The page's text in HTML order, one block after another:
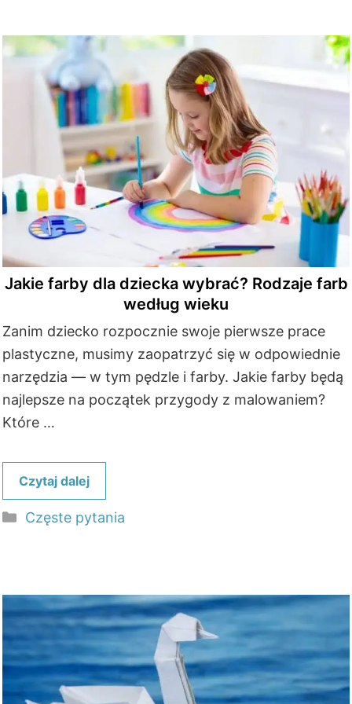
Jakie farby dla dziecka wybrać? Rodzaje farb
według wieku
Zanim dziecko rozpocznie swoje pierwsze prace
plastyczne, musimy zaopatrzyć się w odpowiednie
narzędzia — w tym pędzle i farby. Jakie farby będą
najlepsze na początek przygody z malowaniem?
Które …
Czytaj dalej
Kategorie
Częste pytania